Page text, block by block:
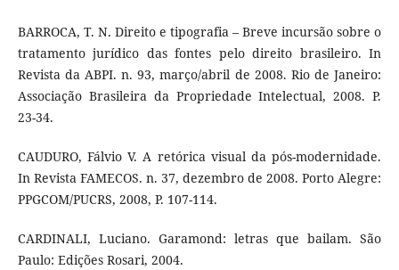
BARROCA, T. N. Direito e tipografia – Breve incursão sobre o
tratamento jurídico das fontes pelo direito brasileiro. In
Revista da ABPI. n. 93, março/abril de 2008. Rio de Janeiro:
Associação Brasileira da Propriedade Intelectual, 2008. P.
23-34.
CAUDURO, Fálvio V. A retórica visual da pós-modernidade.
In Revista FAMECOS. n. 37, dezembro de 2008. Porto Alegre:
PPGCOM/PUCRS, 2008, P. 107-114.
CARDINALI, Luciano. Garamond: letras que bailam. São
Paulo: Edições Rosari, 2004.